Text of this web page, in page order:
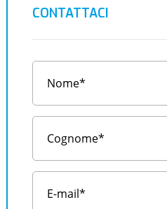
CONTATTACI